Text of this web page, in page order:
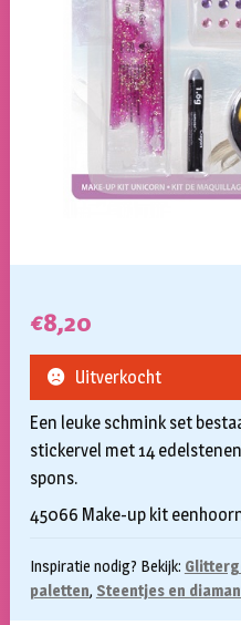
€8,20
Een leuke schmink set
stickervel met 14
spons.
45066 Make-up kit
Inspiratie nodig? Bekijk:
paletten, Steentjes en
Uitverkocht